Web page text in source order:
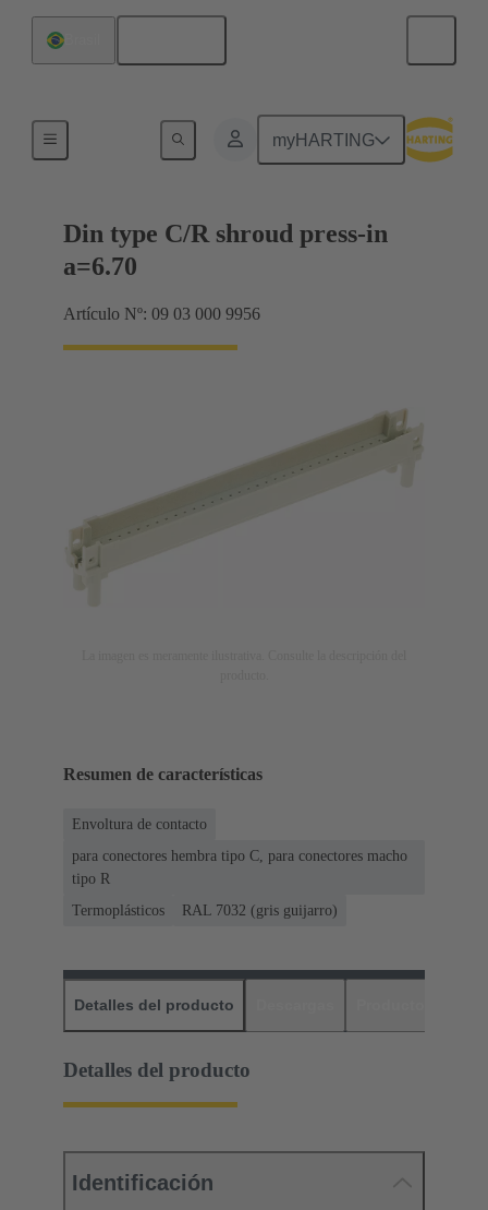
myHARTING
Terminación de placa madre a tarjeta hija
Din type C/R shroud press-in
a=6.70
Artículo Nº: 09 03 000 9956
Resumen de características
Envoltura de contacto
para conectores hembra tipo C, para conectores macho
tipo R
Termoplásticos
RAL 7032 (gris guijarro)
Detalles del producto
Detalles del producto
Identificación